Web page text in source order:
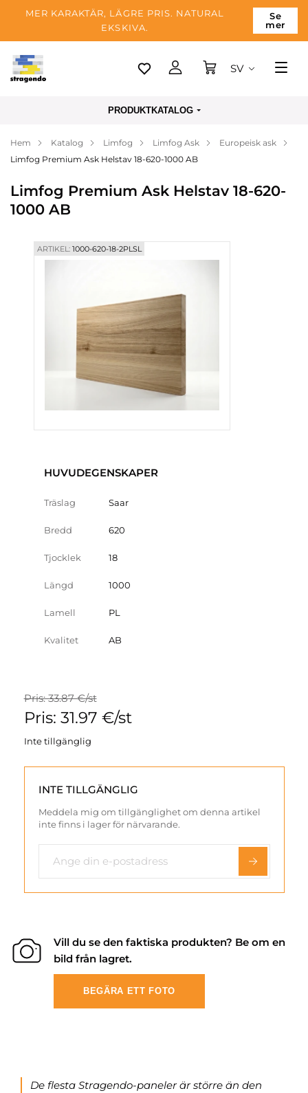
MER KARAKTÄR, LÄGRE PRIS. NATURAL
EKSKIVA.
Se
mer
Tallinn
Betalning
Blogg
SV
PRODUKTKATALOG
Hem Katalog Limfog Limfog Ask
Europeisk ask
Limfog Premium Ask Helstav 18-620-1000 AB
Limfog Premium Ask Helstav 18-620-
1000 AB
ARTIKEL:1000-620-18-2PLSL
HUVUDEGENSKAPER
Träslag Saar
Bredd 620
Tjocklek 18
Längd 1000
Lamell PL
Kvalitet AB
Pris: 33.87 €/st
Pris: 31.97 €/st
Inte tillgänglig
INTE TILLGÄNGLIG
Meddela mig om tillgänglighet om denna artikel
inte finns i lager för närvarande.
Vill du se den faktiska produkten? Be om en
bild från lagret.
BEGÄRA ETT FOTO
De flesta Stragendo-paneler är större än den